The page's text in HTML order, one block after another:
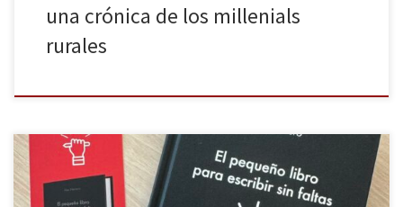
una crónica de los millenials
rurales